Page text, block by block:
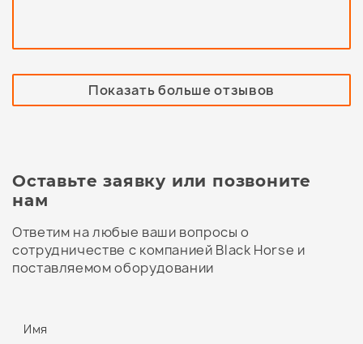
Показать больше отзывов
Оставьте заявку или позвоните
нам
Ответим на любые ваши вопросы о
сотрудничестве с компанией Black Horse и
поставляемом оборудовании